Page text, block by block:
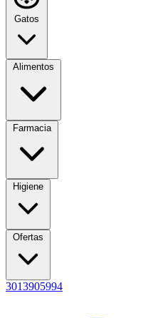
Gatos
Alimentos
Farmacia
Higiene
Ofertas
3013905994